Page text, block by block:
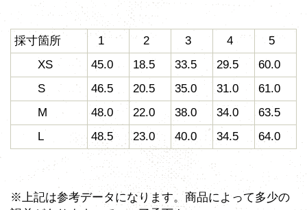
採寸箇所 1 2 3 4
5
XS
45.0 18.5 33.5 29.5
60.0
S
46.5 20.5 35.0 31.0
61.0
M
48.0 22.0 38.0 34.0
63.5
L
48.5 23.0 40.0 34.5 64.0
※上記は参考データになります。商品によって多少の